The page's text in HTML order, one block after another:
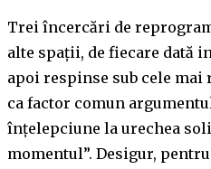
Trei încercări de
alte spații, de fiecare dată
apoi respinse sub cele
ca factor comun
înțelepciune la urechea
momentul”. Desigur,